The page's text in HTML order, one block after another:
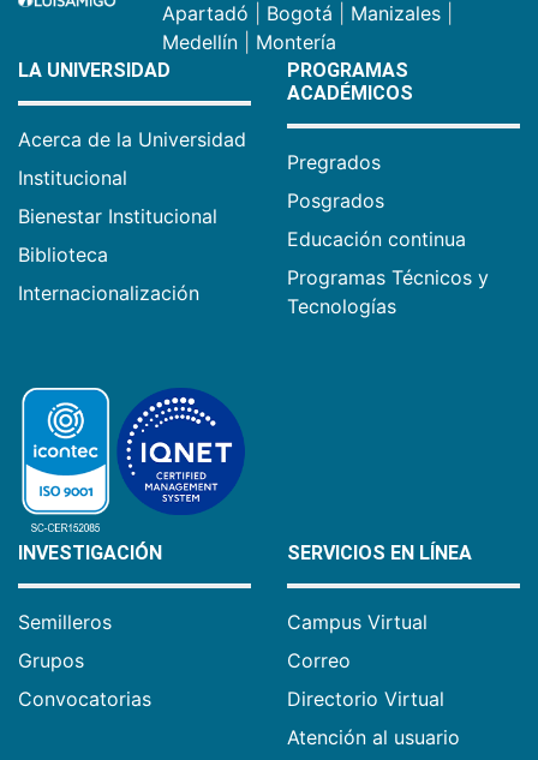
Apartadó Bogotá Manizales
Medellín
Montería
LA UNIVERSIDAD
Acerca de la Universidad
Institucional
Bienestar Institucional
Biblioteca
Internacionalización
PROGRAMAS
ACADÉMICOS
Pregrados
Posgrados
Educación continua
Programas Técnicos y
Tecnologías
INVESTIGACIÓN
Semilleros
Grupos
Convocatorias
SERVICIOS EN LÍNEA
Campus Virtual
Correo
Directorio Virtual
Atención al usuario